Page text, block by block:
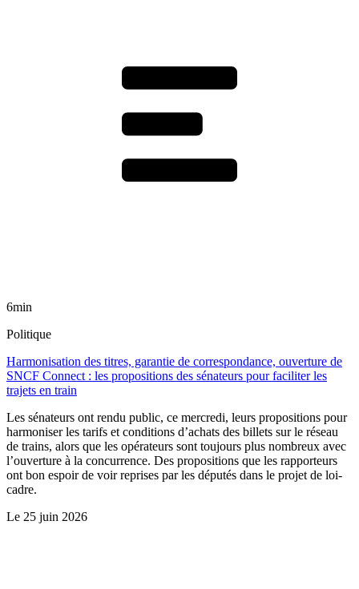
6min
Politique
Harmonisation des titres, garantie de correspondance, ouverture de
SNCF Connect : les propositions des sénateurs pour faciliter les
trajets en train
Les sénateurs ont rendu public, ce mercredi, leurs propositions pour
harmoniser les tarifs et conditions d’achats des billets sur le réseau
de trains, alors que les opérateurs sont toujours plus nombreux avec
l’ouverture à la concurrence. Des propositions que les rapporteurs
ont bon espoir de voir reprises par les députés dans le projet de loi-
cadre.
Le 25 juin 2026